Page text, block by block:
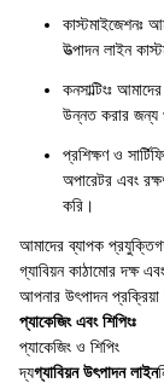
কাস্টমাইজেশনঃ
উত্পাদন লাইন
কনসাল্টিংঃ
উন্নত করার জন্য
প্রশিক্ষণ ও
অপারেটর এবং
করি।
আমাদের ব্যাপক
গ্যাবিয়ন কাঠামোর দক্ষ
আপনার উৎপাদন
প্যাকেজিং এবং শিপিংঃ
প্যাকেজিং ও শিপিং
দ্যগ্যাবিয়ন উৎপাদন লাইন